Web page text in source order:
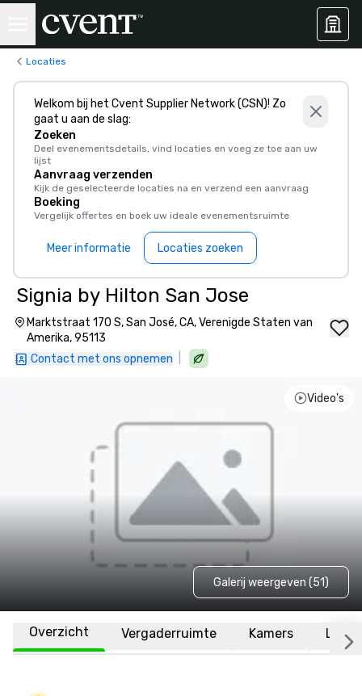
Locaties
Welkom bij het Cvent Supplier Network (CSN)! Zo
gaat u aan de slag:
Zoeken
Deel evenementsdetails, vind locaties en voeg ze toe aan uw
lijst
Aanvraag verzenden
Kijk de geselecteerde locaties na en verzend een aanvraag
Boeking
Vergelijk offertes en boek uw ideale evenementsruimte
Meer informatie Locaties zoeken
Signia by Hilton San Jose
Marktstraat 170 S, San José, CA, Verenigde Staten van
Amerika, 95113
Contact met ons opnemen
Video's
Galerij weergeven (51)
Overzicht Vergaderruimte Kamers